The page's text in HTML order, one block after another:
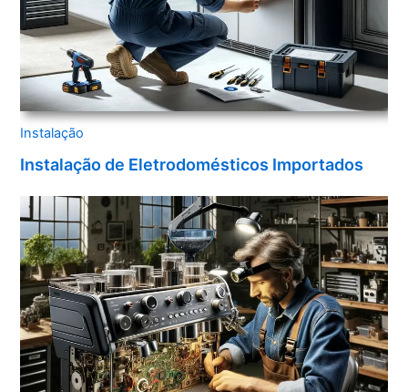
Instalação
Instalação de Eletrodomésticos Importados